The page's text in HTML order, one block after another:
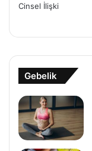
Gebelik